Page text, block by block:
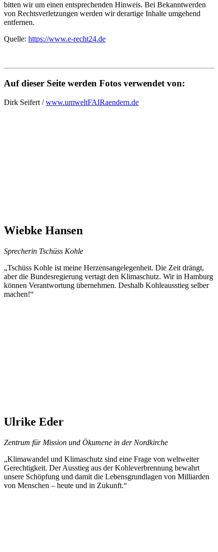
bitten wir um einen entsprechenden Hinweis. Bei Bekanntwerden
von Rechtsverletzungen werden wir derartige Inhalte umgehend
entfernen.
Quelle: https://www.e-recht24.de
Auf dieser Seite werden Fotos verwendet von:
Dirk Seifert /www.umweltFAIRaendern.de
Wiebke Hansen
Sprecherin Tschüss Kohle
„Tschüss Kohle ist meine Herzensangelegenheit. Die Zeit drängt,
aber die Bundesregierung vertagt den Klimaschutz. Wir in Hamburg
können Verantwortung übernehmen. Deshalb Kohleausstieg selber
machen!“
Ulrike Eder
Zentrum für Mission und Ökumene in der Nordkirche
„Klimawandel und Klimaschutz sind eine Frage von weltweiter
Gerechtigkeit. Der Ausstieg aus der Kohleverbrennung bewahrt
unsere Schöpfung und damit die Lebensgrundlagen von Milliarden
von Menschen – heute und in Zukunft.“